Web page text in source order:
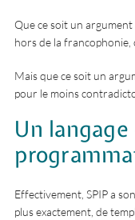
Que ce soit un
hors de la francophonie,
Mais que ce soit un
pour le moins
Un langage
Effectivement, SPIP a
plus exactement, de